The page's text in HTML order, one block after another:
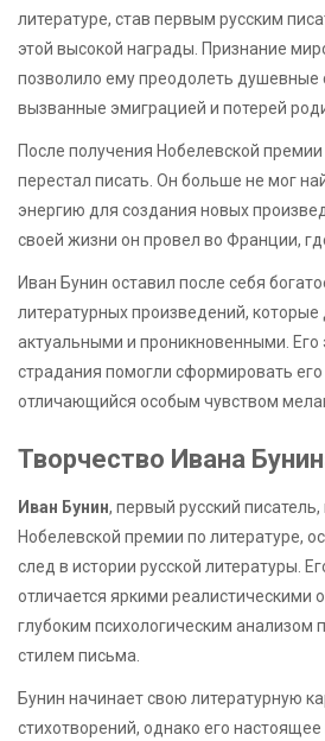
литературе, став первым русским
этой высокой награды. Признание
позволило ему преодолеть душевные
вызванные эмиграцией и потерей
После получения Нобелевской
перестал писать. Он больше не мог
энергию для создания новых
своей жизни он провел во Франции,
Иван Бунин оставил после себя
литературных произведений, которые
актуальными и проникновенными.
страдания помогли сформировать его
отличающийся особым чувством
Творчество Ивана
Иван Бунин, первый русский
Нобелевской премии по литературе,
след в истории русской литературы.
отличается яркими реалистическими
глубоким психологическим анализом
стилем письма.
Бунин начинает свою литературную
стихотворений, однако его